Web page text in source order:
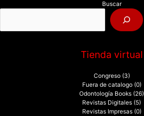
o
:
Buscar
Tienda virtual
Congreso (3)
Fuera de catalogo (0)
Odontología Books (26)
Revistas Digitales (5)
Revistas Impresas (0)